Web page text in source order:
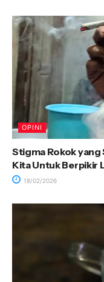
OPINI
Stigma Rokok yang
Kita Untuk Berpikir
18/02/2026